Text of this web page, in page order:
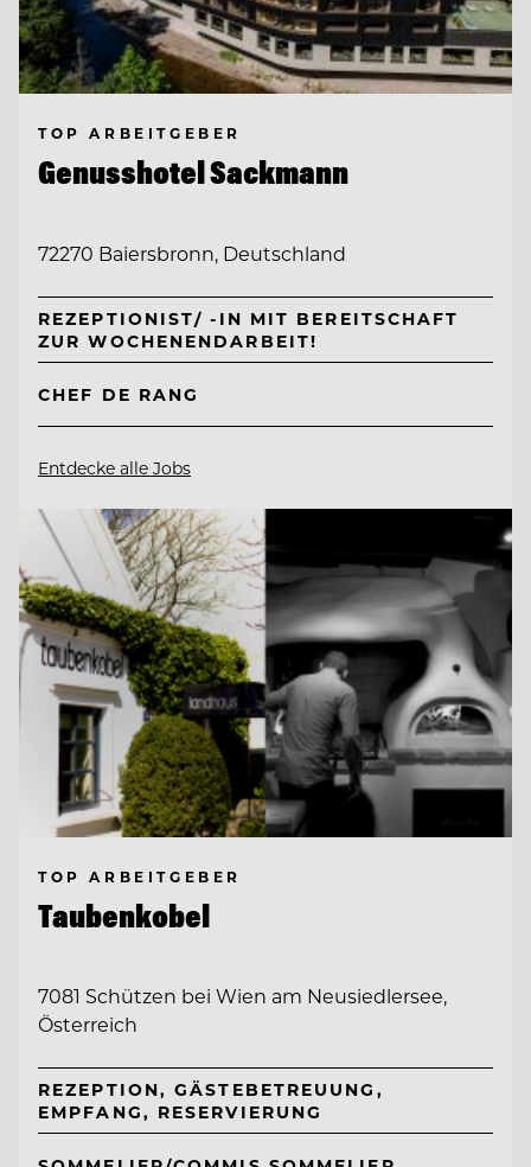
TOP ARBEITGEBER
Genusshotel Sackmann
72270 Baiersbronn, Deutschland
REZEPTIONIST/ -IN MIT BEREITSCHAFT
ZUR WOCHENENDARBEIT!
CHEF DE RANG
Entdecke alle Jobs
TOP ARBEITGEBER
Taubenkobel
7081 Schützen bei Wien am Neusiedlersee,
Österreich
REZEPTION, GÄSTEBETREUUNG,
EMPFANG, RESERVIERUNG